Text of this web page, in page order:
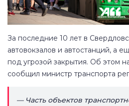
За последние 10 лет в
автовокзалов и автостанций, а
под угрозой закрытия. Об этом
сообщил министр транспорта
— Часть объектов